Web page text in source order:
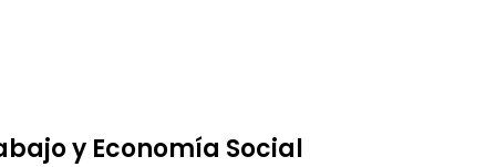
y Economía Social